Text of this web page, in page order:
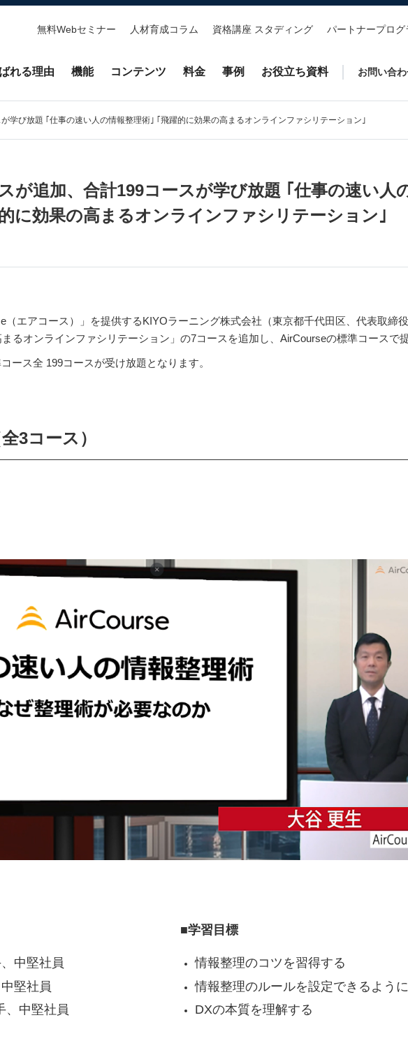
無料Webセミナー 人材育成コラム 資格講座 スタディング パートナープログ
れる理由 機能 コンテンツ 料金 事例 お役立ち資料 お問い合
学び放題 ｢仕事の速い人の情報整理術｣ ｢飛躍的に効果の高まるオンラインファシリテーション｣
が追加、合計199コースが学び放題 ｢仕事の速い人
に効果の高まるオンラインファシリテーション｣
エアコース）」を提供するKIYOラーニング株式会社（東京都千代田区、代表取締
るオンラインファシリテーション」の7コースを追加し、AirCourseの標準コースで
ース全 199コースが受け放題となります。
3コース）
中堅社員
堅社員
、中堅社員
■学習目標
情報整理のコツを習得する
情報整理のルールを設定できるよう
DXの本質を理解する